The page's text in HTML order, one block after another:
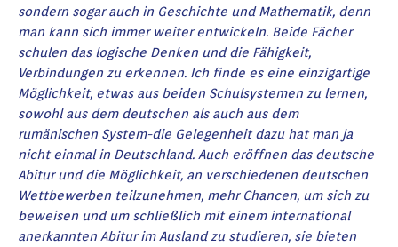
sondern sogar auch in Geschichte und Mathematik, denn
man kann sich immer weiter entwickeln. Beide Fächer
schulen das logische Denken und die Fähigkeit,
Verbindungen zu erkennen. Ich finde es eine einzigartige
Möglichkeit, etwas aus beiden Schulsystemen zu lernen,
sowohl aus dem deutschen als auch aus dem
rumänischen System-die Gelegenheit dazu hat man ja
nicht einmal in Deutschland. Auch eröffnen das deutsche
Abitur und die Möglichkeit, an verschiedenen deutschen
Wettbewerben teilzunehmen, mehr Chancen, um sich zu
beweisen und um schließlich mit einem international
anerkannten Abitur im Ausland zu studieren, sie bieten